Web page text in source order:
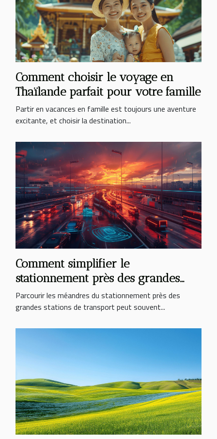
Comment choisir le voyage en
Thaïlande parfait pour votre famille
Partir en vacances en famille est toujours une aventure
excitante, et choisir la destination...
Comment simplifier le
stationnement près des grandes
stations de transport
Parcourir les méandres du stationnement près des
grandes stations de transport peut souvent...